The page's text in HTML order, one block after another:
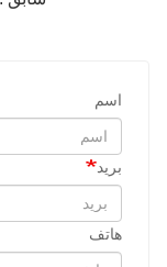
اسم
بريد
هاتف